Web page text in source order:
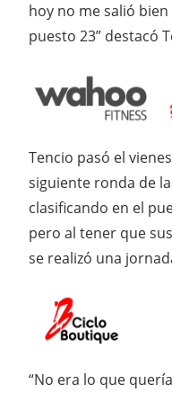
hoy no me salió
puesto 23” destacó
Tencio pasó el
siguiente ronda de
clasificando en el
pero al tener que
se realizó una
“No era lo que